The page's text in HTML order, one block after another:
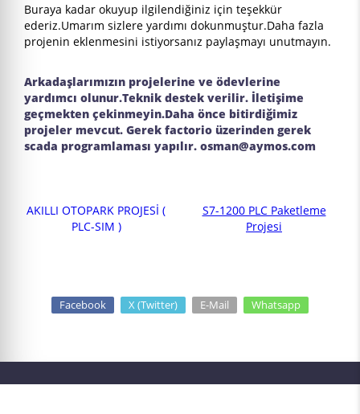
Buraya kadar okuyup ilgilendiğiniz için teşekkür
ederiz.Umarım sizlere yardımı dokunmuştur.Daha fazla
projenin eklenmesini istiyorsanız paylaşmayı unutmayın.
Arkadaşlarımızın projelerine ve ödevlerine
yardımcı olunur.Teknik destek verilir. İletişime
geçmekten çekinmeyin.Daha önce bitirdiğimiz
projeler mevcut. Gerek factorio üzerinden gerek
scada programlaması yapılır. osman@aymos.com
AKILLI OTOPARK PROJESİ (
PLC-SIM )
S7-1200 PLC Paketleme
Projesi
Facebook X (Twitter) E-Mail Whatsapp